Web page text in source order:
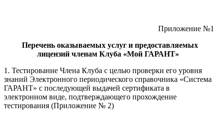
Приложение №1
Перечень оказываемых услуг и предоставляемых
лицензий членам Клуба «Мой ГАРАНТ»
1. Тестирование Члена Клуба с целью проверки его уровня
знаний Электронного периодического справочника «Система
ГАРАНТ» с последующей выдачей сертификата в
электронном виде, подтверждающего прохождение
тестирования (Приложение № 2)